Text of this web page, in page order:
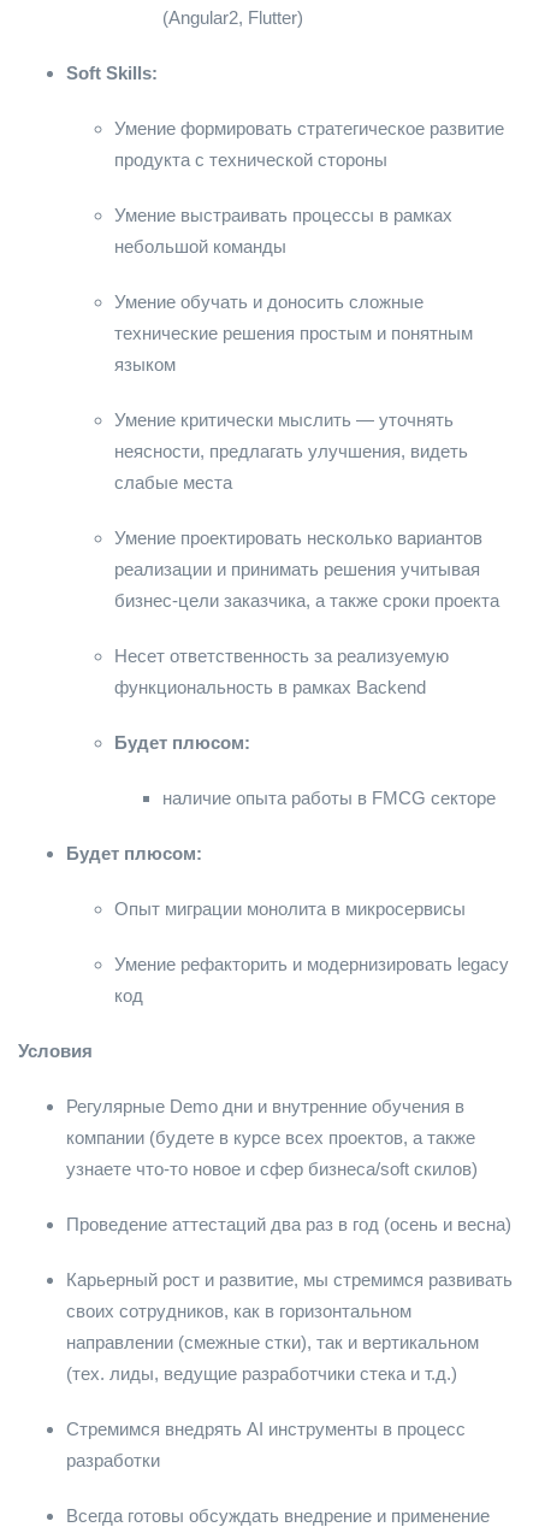
(Angular2, Flutter)
Soft Skills:
Умение формировать стратегическое развитие
продукта с технической стороны
Умение выстраивать процессы в рамках
небольшой команды
Умение обучать и доносить сложные
технические решения простым и понятным
языком
Умение критически мыслить — уточнять
неясности, предлагать улучшения, видеть
слабые места
Умение проектировать несколько вариантов
реализации и принимать решения учитывая
бизнес-цели заказчика, а также сроки проекта
Несет ответственность за реализуемую
функциональность в рамках Backend
Будет плюсом:
наличие опыта работы в FMCG секторе
Будет плюсом:
Опыт миграции монолита в микросервисы
Умение рефакторить и модернизировать legacy
код
Условия
Регулярные Demo дни и внутренние обучения в
компании (будете в курсе всех проектов, а также
узнаете что-то новое и сфер бизнеса/soft скилов)
Проведение аттестаций два раз в год (осень и весна)
Карьерный рост и развитие, мы стремимся развивать
своих сотрудников, как в горизонтальном
направлении (смежные стки), так и вертикальном
(тех. лиды, ведущие разработчики стека и т.д.)
Стремимся внедрять AI инструменты в процесс
разработки
Всегда готовы обсуждать внедрение и применение